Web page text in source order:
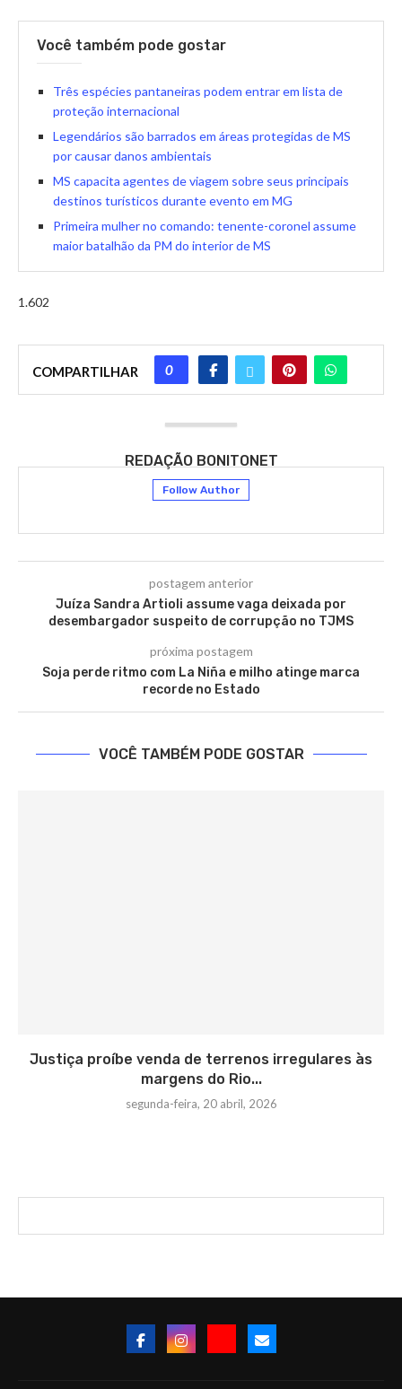
Você também pode gostar
Três espécies pantaneiras podem entrar em lista de
proteção internacional
Legendários são barrados em áreas protegidas de MS
por causar danos ambientais
MS capacita agentes de viagem sobre seus principais
destinos turísticos durante evento em MG
Primeira mulher no comando: tenente-coronel assume
maior batalhão da PM do interior de MS
1.602
COMPARTILHAR 0
REDAÇÃO BONITONET
Follow Author
postagem anterior
Juíza Sandra Artioli assume vaga deixada por
desembargador suspeito de corrupção no TJMS
próxima postagem
Soja perde ritmo com La Niña e milho atinge marca
recorde no Estado
VOCÊ TAMBÉM PODE GOSTAR
Justiça proíbe venda de terrenos irregulares às
margens do Rio...
segunda-feira, 20 abril, 2026